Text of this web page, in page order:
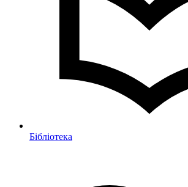
Бібліотека